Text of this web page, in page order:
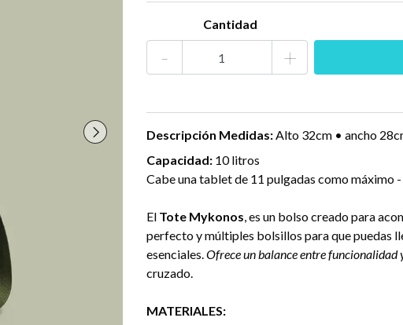
Cantidad
- +
Descripción Medidas:Alto 32cm • ancho
Capacidad: 10 litros
Cabe una tablet de 11 pulgadas como máximo
El Tote Mykonos, es un bolso creado para
perfecto y múltiples bolsillos para que puedas
esenciales.Ofrece un balance entre funcionalidad
cruzado.
MATERIALES: